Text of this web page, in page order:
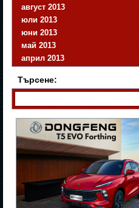
август 2013
юли 2013
юни 2013
май 2013
април 2013
Търсене: